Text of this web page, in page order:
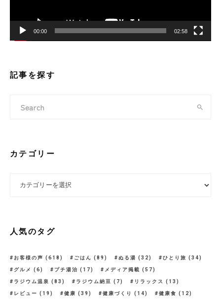
00:00 02:58
記事を探す
カテゴリー
人気のタグ
お客様の声 (618) ごはん (89) ぬる湯 (32) ひとり旅 (34)
グルメ (6) プチ湯治 (17) メディア掲載 (57)
ラジウム温泉 (83) ラジウム納豆 (7) リラックス (13)
レビュー (19) 健康 (39) 健康づくり (14) 健康食 (12)